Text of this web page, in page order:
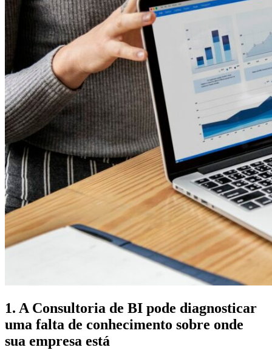
1. A Consultoria de BI pode diagnosticar
uma falta de conhecimento sobre onde
sua empresa está